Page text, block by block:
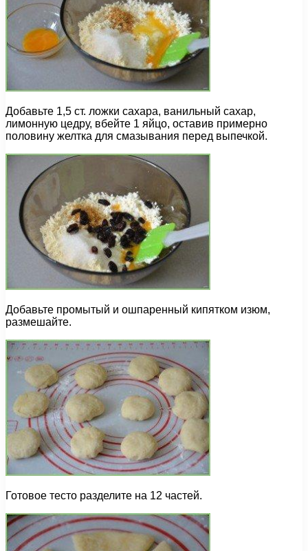
Добавьте 1,5 ст. ложки сахара, ванильный сахар,
лимонную цедру, вбейте 1 яйцо, оставив примерно
половину желтка для смазывания перед выпечкой.
Добавьте промытый и ошпаренный кипятком изюм,
размешайте.
Готовое тесто разделите на 12 частей.